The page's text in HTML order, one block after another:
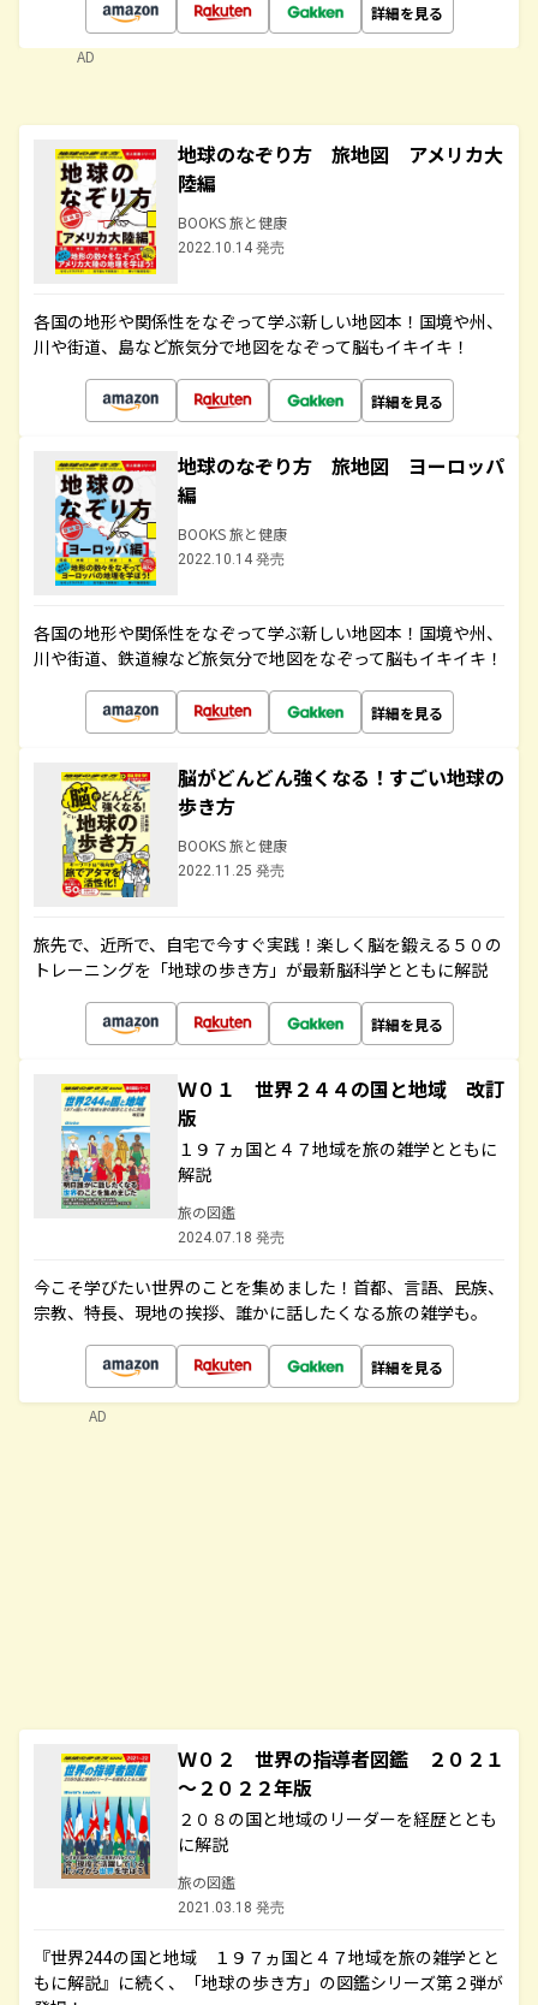
詳細を見る
AD
地球のなぞり方 旅地図 アメリカ大
陸編
BOOKS 旅と健康
2022.10.14 発売
各国の地形や関係性をなぞって学ぶ新しい地図本！国境や州、
川や街道、島など旅気分で地図をなぞって脳もイキイキ！
詳細を見る
地球のなぞり方 旅地図 ヨーロッパ
編
BOOKS 旅と健康
2022.10.14 発売
各国の地形や関係性をなぞって学ぶ新しい地図本！国境や州、
川や街道、鉄道線など旅気分で地図をなぞって脳もイキイキ！
詳細を見る
脳がどんどん強くなる！すごい地球の
歩き方
BOOKS 旅と健康
2022.11.25 発売
旅先で、近所で、自宅で今すぐ実践！楽しく脳を鍛える５０の
トレーニングを「地球の歩き方」が最新脳科学とともに解説
詳細を見る
Ｗ０１ 世界２４４の国と地域 改訂
版
１９７ヵ国と４７地域を旅の雑学とともに
解説
旅の図鑑
2024.07.18 発売
今こそ学びたい世界のことを集めました！首都、言語、民族、
宗教、特長、現地の挨拶、誰かに話したくなる旅の雑学も。
詳細を見る
Ｗ０２ 世界の指導者図鑑 ２０２１
～２０２２年版
２０８の国と地域のリーダーを経歴ととも
に解説
旅の図鑑
2021.03.18 発売
『世界244の国と地域 １９７ヵ国と４７地域を旅の雑学とと
もに解説』に続く、「地球の歩き方」の図鑑シリーズ第２弾が
AD